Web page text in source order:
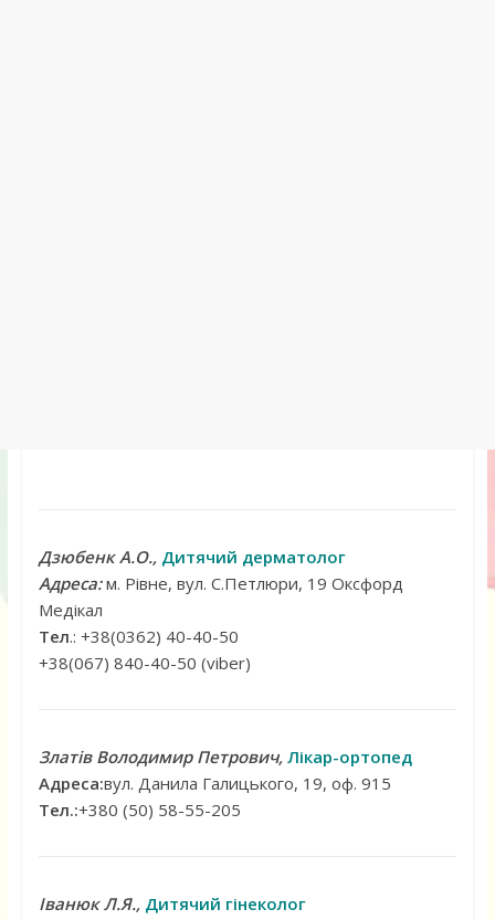
Дзюбенк А.О., Дитячий дерматолог
Адреса:м. Рівне, вул. С.Петлюри, 19 Оксфорд
Медікал
Тел.: +38(0362) 40-40-50
+38(067) 840-40-50 (viber)
Златів Володимир Петрович, Лікар-ортопед
Адреса:вул. Данила Галицького, 19, оф. 915
Тел.:+380 (50) 58-55-205
Іванюк Л.Я., Дитячий гінеколог